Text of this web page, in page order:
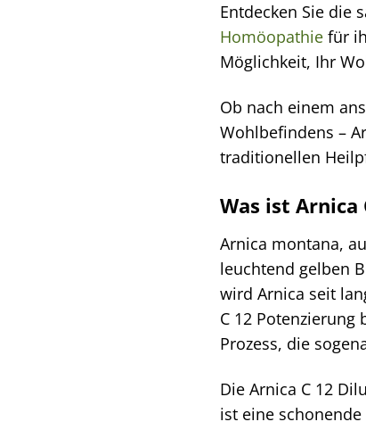
Entdecken Sie die
Homöopathie für
Möglichkeit, Ihr
Ob nach einem
Wohlbefindens –
traditionellen
Was ist Arnica
Arnica montana,
leuchtend gelben
wird Arnica seit
C 12
Prozess, die
Die Arnica C 12
ist eine